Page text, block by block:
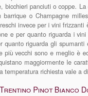
bicchieri panciuti o coppe.
o Champagne
invece per i vini
e per quanto riguarda i
quanto riguarda gli
più vecchi sono e meglio è
maggiormente le
temperatura richiesta vale a
Pinot Bianco